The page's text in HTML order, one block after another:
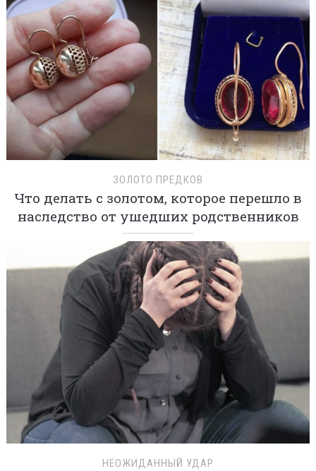
ЗОЛОТО ПРЕДКОВ
Что делать с золотом, которое перешло в
наследство от ушедших родственников
НЕОЖИДАННЫЙ УДАР